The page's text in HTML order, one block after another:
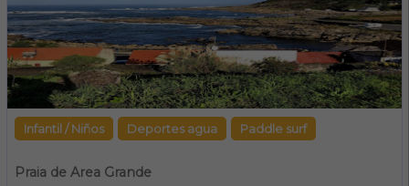
Infantil / Niños Deportes agua Paddle surf
Praia de Area Grande